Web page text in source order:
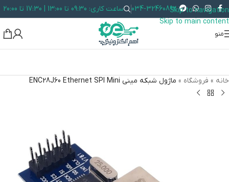
Skip to navigation
Skip to main content
034-32460892 ساعت کاری: 09:30 تا 13:00 | 17:30 تا 20:00
منو
خانه » فروشگاه » ماژول شبکه مینی ENC28J60 Ethernet SPI Mini